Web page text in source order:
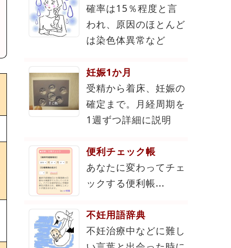
確率は15％程度と言
われ、原因のほとんど
は染色体異常など
妊娠1か月
受精から着床、妊娠の
確定まで。月経周期を
1週ずつ詳細に説明
便利チェック帳
あなたに変わってチェ
ックする便利帳...
不妊用語辞典
不妊治療中などに難し